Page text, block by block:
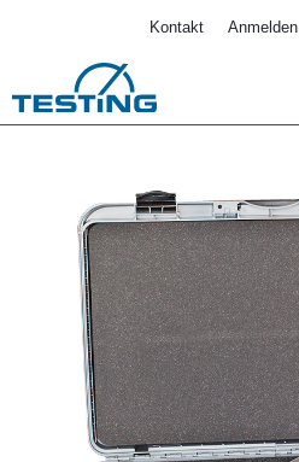
Kontakt Anmelden